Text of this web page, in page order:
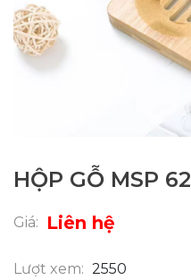
HỘP GỖ MSP 62
Giá: Liên hệ
Lượt xem: 2550